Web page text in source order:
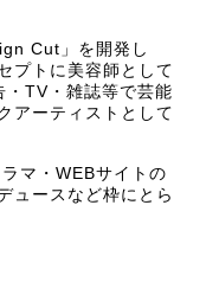
Cut」を開発し
プトに美容師として
・TV・雑誌等で芸能
アーティストとして
マ・WEBサイトの
ュースなど枠にとら